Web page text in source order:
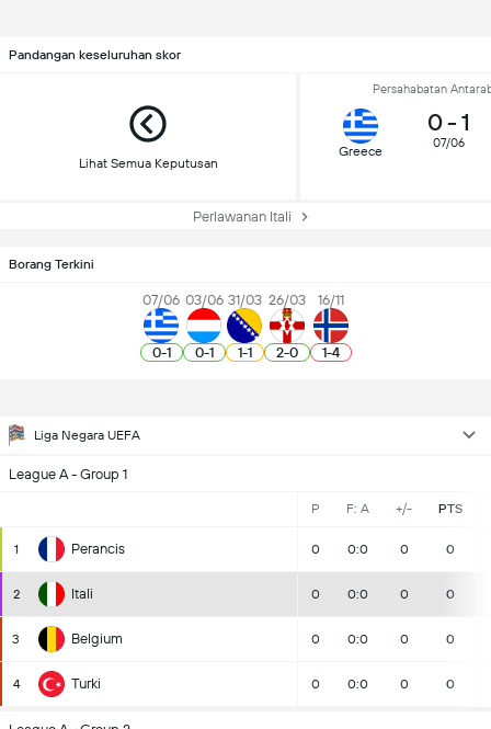
Pandangan keseluruhan skor
Lihat Semua Keputusan
Persahabatan
Greece
0- 1
07/06
Perlawanan Itali
Borang Terkini
07/06
0-1
03/06
0-1
31/03
1-1
26/03
2-0
16/11
1-4
Liga Negara UEFA
League A - Group 1
P F: A +/- PTS
1 Perancis 0 0:0 0 0
2 Itali 0 0:0 0 0
3 Belgium 0 0:0 0 0
4 Turki 0 0:0 0 0